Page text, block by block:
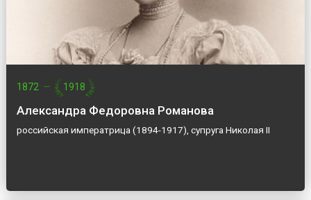
1872 — 1918
Александра Федоровна Романова
российская императрица (1894-1917), супруга Николая II